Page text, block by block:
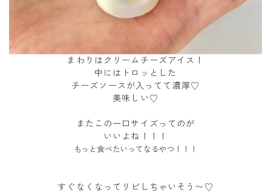
まわりはクリームチーズアイス！
中にはトロッとした
チーズソースが入ってて濃厚♡
美味しい♡
またこの一口サイズってのが
いいよね！！！
もっと食べたいってなるやつ！！！
すぐなくなってリピしちゃいそう〜♡